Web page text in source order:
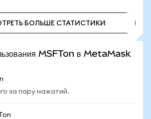
БОЛЬШЕ СТАТИСТИКИ
MSFTon в MetaMask
за пару нажатий.